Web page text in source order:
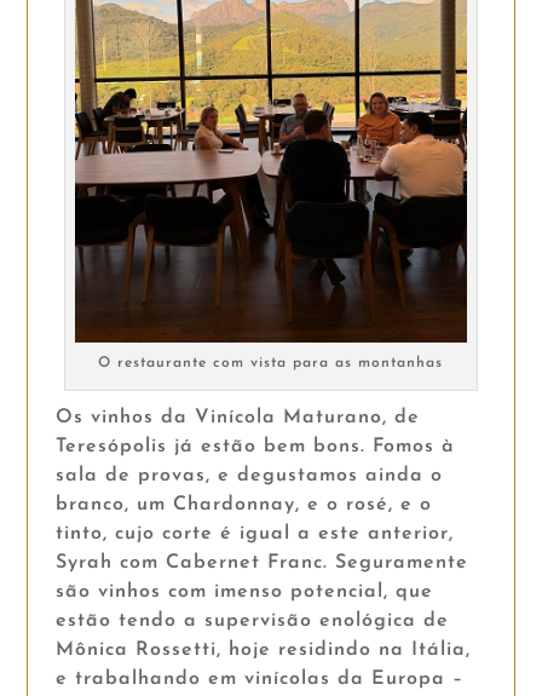
O restaurante com vista para as montanhas
Os vinhos da Vinícola Maturano, de
Teresópolis já estão bem bons. Fomos à
sala de provas, e degustamos ainda o
branco, um Chardonnay, e o rosé, e o
tinto, cujo corte é igual a este anterior,
Syrah com Cabernet Franc. Seguramente
são vinhos com imenso potencial, que
estão tendo a supervisão enológica de
Mônica Rossetti, hoje residindo na Itália,
e trabalhando em vinícolas da Europa –